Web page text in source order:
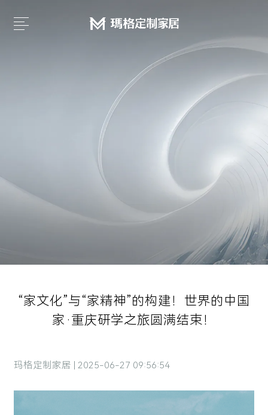
“家文化”与“家精神”的构建！世界的中国
家·重庆研学之旅圆满结束！
玛格定制家居 | 2025-06-27 09:56:54